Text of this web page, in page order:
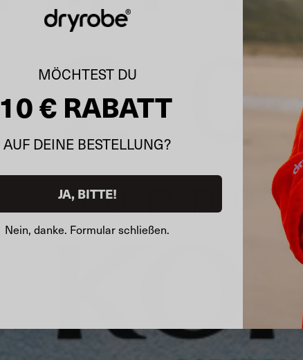
MÖCHTEST DU
10 € RABATT
AUF DEINE BESTELLUNG?
JA, BITTE!
Nein, danke. Formular schließen.